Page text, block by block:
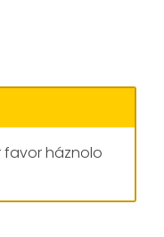
favor háznolo